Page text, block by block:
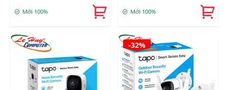
Mới 100% Mới 100%
-32%